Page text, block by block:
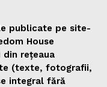
publicate pe site-
House
din rețeaua
(texte, fotografii,
integral fără